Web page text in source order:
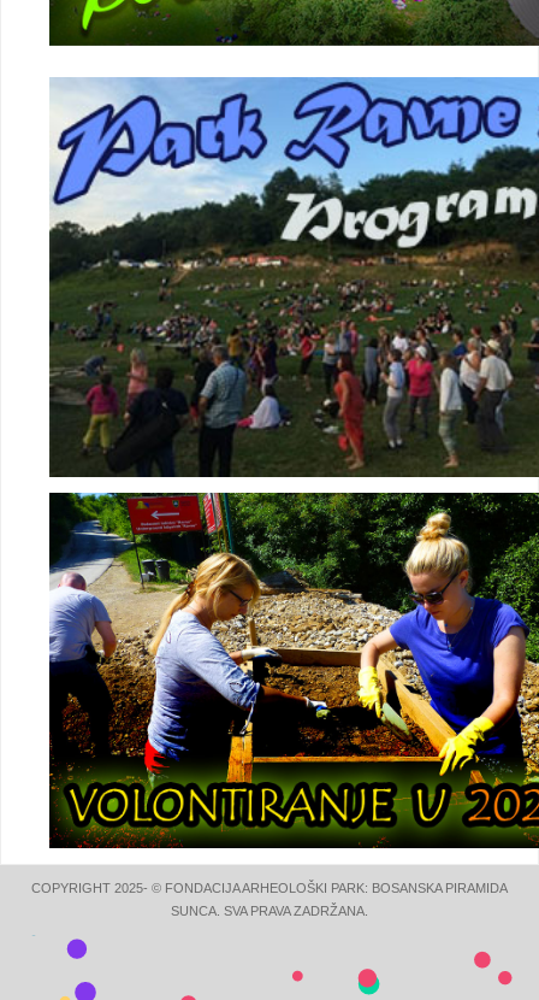
COPYRIGHT 2025- © FONDACIJA ARHEOLOŠKI PARK: BOSANSKA PIRAMIDA
SUNCA. SVA PRAVA ZADRŽANA.